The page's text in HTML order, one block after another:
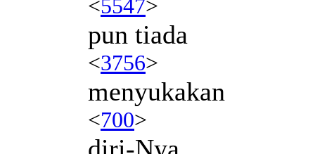
<5547>
pun tiada
<3756>
menyukakan
<700>